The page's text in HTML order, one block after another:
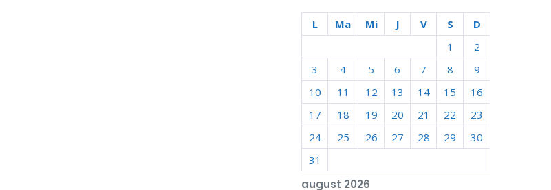
august 2026
L Ma Mi J V S
D
1
2
3
4 5 6 7 8
9
10
11 12 13 14 15
16
17
18 19 20 21 22
23
24
25 26 27 28 29
30
31